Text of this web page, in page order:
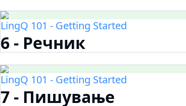
LingQ 101 - Getting Started
6 - Речник
LingQ 101 - Getting Started
7 - Пишување